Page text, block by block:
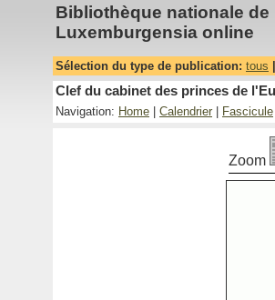
Bibliothèque nationale
Luxemburgensia online
Sélection du type de publication: tous
Clef du cabinet des princes de
Navigation: Home Calendrier Fascicule
Zoom